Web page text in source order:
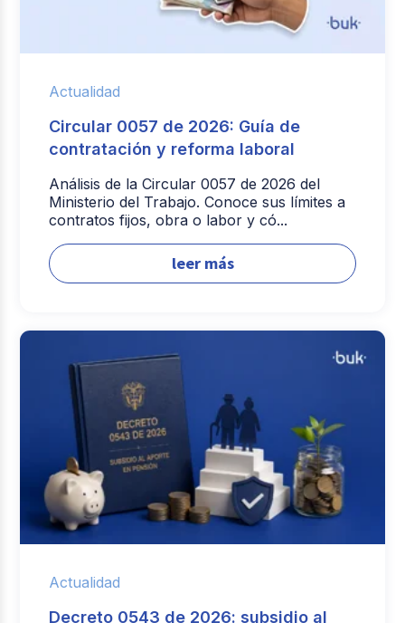
Actualidad
Circular 0057 de 2026: Guía de
contratación y reforma laboral
Análisis de la Circular 0057 de 2026 del
Ministerio del Trabajo. Conoce sus límites a
contratos fijos, obra o labor y có...
leer más
Actualidad
Decreto 0543 de 2026: subsidio al